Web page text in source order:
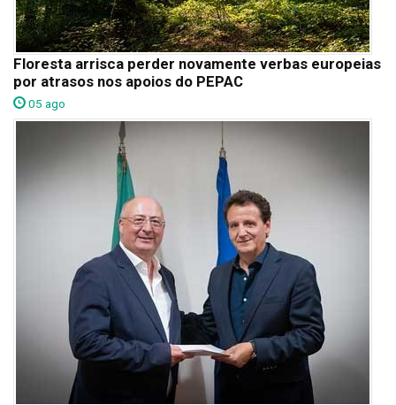
Floresta arrisca perder novamente verbas europeias
por atrasos nos apoios do PEPAC
05 ago